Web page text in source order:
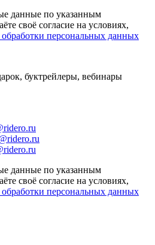
данные по указанным
своё согласие на условиях,
персональных данных
буктрейлеры, вебинары
данные по указанным
своё согласие на условиях,
персональных данных